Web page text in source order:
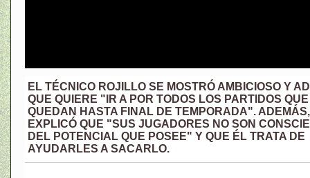
EL TÉCNICO ROJILLO SE MOSTRÓ AMBICIOSO Y
QUE QUIERE "IR A POR TODOS LOS PARTIDOS QUE
QUEDAN HASTA FINAL DE TEMPORADA". ADEMÁS,
EXPLICÓ QUE "SUS JUGADORES NO SON
DEL POTENCIAL QUE POSEE" Y QUE ÉL TRATA DE
AYUDARLES A SACARLO.